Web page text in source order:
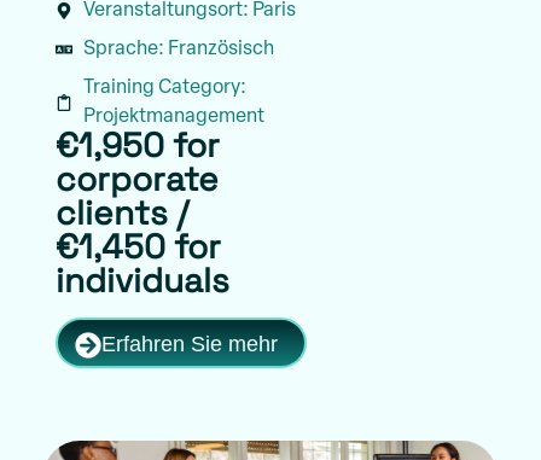
Veranstaltungsort: Paris
Sprache: Französisch
Training Category:
Projektmanagement
€1,950 for
corporate
clients /
€1,450 for
individuals
Erfahren Sie mehr